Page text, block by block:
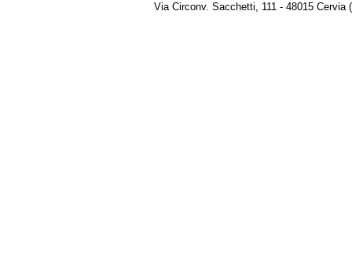
Via Circonv. Sacchetti, 111 - 48015